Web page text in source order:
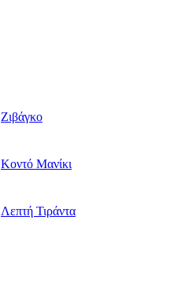
Ζιβάγκο
Κοντό Μανίκι
Λεπτή Τιράντα